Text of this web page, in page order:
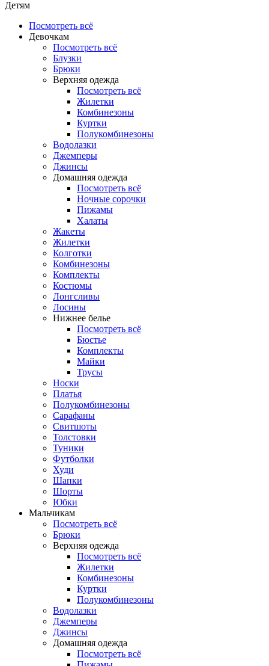
Детям
Посмотреть всё
Девочкам
Посмотреть всё
Блузки
Брюки
Верхняя одежда
Посмотреть всё
Жилетки
Комбинезоны
Куртки
Полукомбинезоны
Водолазки
Джемперы
Джинсы
Домашняя одежда
Посмотреть всё
Ночные сорочки
Пижамы
Халаты
Жакеты
Жилетки
Колготки
Комбинезоны
Комплекты
Костюмы
Лонгсливы
Лосины
Нижнее белье
Посмотреть всё
Бюстье
Комплекты
Майки
Трусы
Носки
Платья
Полукомбинезоны
Сарафаны
Свитшоты
Толстовки
Туники
Футболки
Худи
Шапки
Шорты
Юбки
Мальчикам
Посмотреть всё
Брюки
Верхняя одежда
Посмотреть всё
Жилетки
Комбинезоны
Куртки
Полукомбинезоны
Водолазки
Джемперы
Джинсы
Домашняя одежда
Посмотреть всё